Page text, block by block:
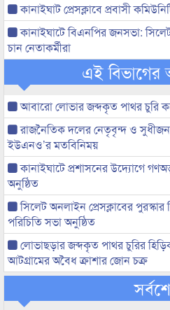
কানাইঘাট প্রেসক্লাবে প্রবাসী
কানাইঘাটে বিএনপির জনসভা:
চান নেতাকর্মীরা
এই
আবারো লোভার জব্দকৃত পাথর চুরি
রাজনৈতিক দলের নেতৃবৃন্দ ও
ইউএনও’র মতবিনিময়
কানাইঘাটে প্রশাসনের উদ্যোগে
অনুষ্ঠিত
সিলেট অনলাইন প্রেসক্লাবের
পরিচিতি সভা অনুষ্ঠিত
লোভাছড়ার জব্দকৃত পাথর চুরির
আটগ্রামের অবৈধ ক্রাশার জোন চক্র